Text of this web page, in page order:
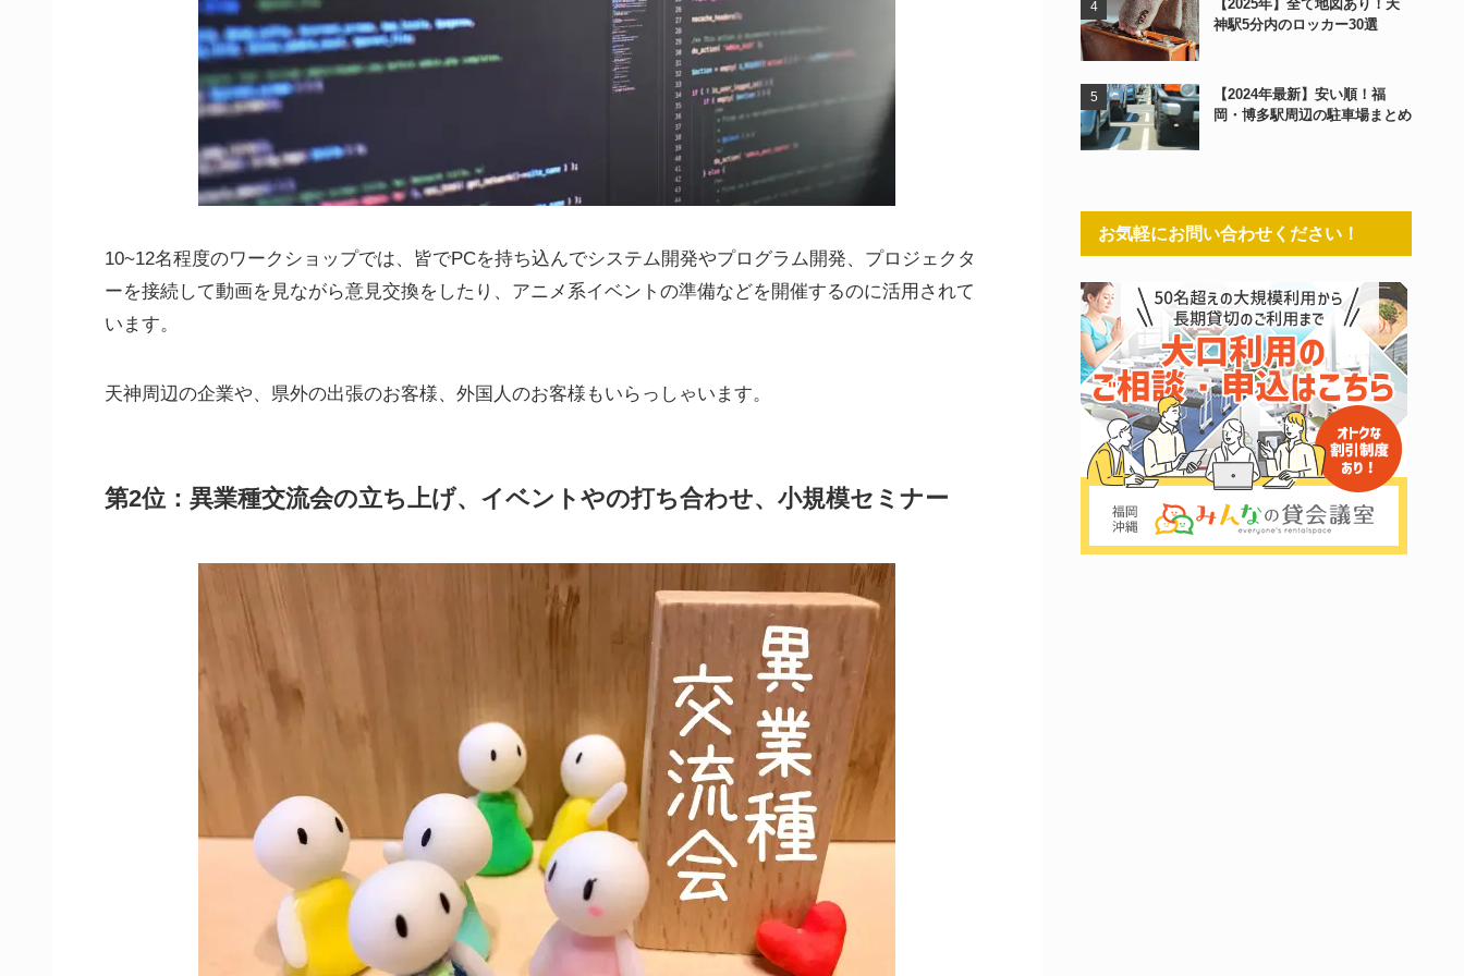
10~12名程度のワークショップでは、皆でPCを持ち込んでシステム開発やプログラム開発、プロジェクタ
ーを接続して動画を見ながら意見交換をしたり、アニメ系イベントの準備などを開催するのに活用されて
います。
天神周辺の企業や、県外の出張のお客様、外国人のお客様もいらっしゃいます。
第2位：異業種交流会の立ち上げ、イベントやの打ち合わせ、小規模セミナー
【2025年】全て地図あり！天
神駅5分内のロッカー30選
【2024年最新】安い順！福
岡・博多駅周辺の駐車場まとめ
お気軽にお問い合わせください！